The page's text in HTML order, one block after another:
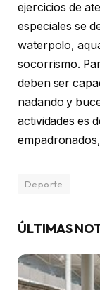
ejercicios de
especiales se
waterpolo,
socorrismo.
deben ser
nadando y
actividades es
Deporte
ÚLTIMAS